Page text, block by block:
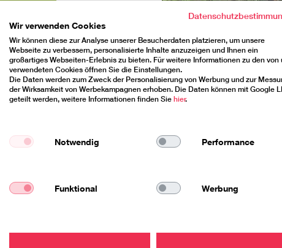
Angeregt zum Thema Klimaschutz diskutiert haben
Hochschule Harz am 15. Mai und 1. Juni 2023. Ziel
hochschulexternen und -internen Expertinnen und
Bereichen Regenerativer Campus, Pendel- und
Am ersten Tag ging es vor allem darum, ein
Scholz, Koordinatorin des Projekts
Professor Ulrich Spindler von der Technischen
Magdeburg und Sophie Lokatis von der Initiative
Bei einer Präsentation zu Kennzahlen und bereits
Hochschulbereiche im Hinblick auf
größten Anteil an unseren Emissionen ausmacht“,
wie ihre Hochschule im Jahr 2040 aufgestellt sein
Fahrradausleihstationen.
Wir verwenden Cookies
Wir können diese zur Analyse unserer Besucherdaten platzieren, um unsere
Webseite zu verbessern, personalisierte Inhalte anzuzeigen und Ihnen ein
großartiges Webseiten-Erlebnis zu bieten. Für weitere Informationen zu den von
verwendeten Cookies öffnen Sie die Einstellungen.
Die Daten werden zum Zweck der Personalisierung von Werbung und zur
der Wirksamkeit von Werbekampagnen erhoben. Die Daten können mit Google
geteilt werden, weitere Informationen finden Sie hier.
Notwendig Performance
Funktional Werbung